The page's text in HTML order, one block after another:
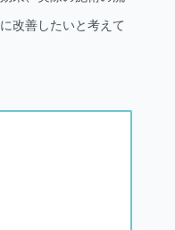
改善したいと考えて